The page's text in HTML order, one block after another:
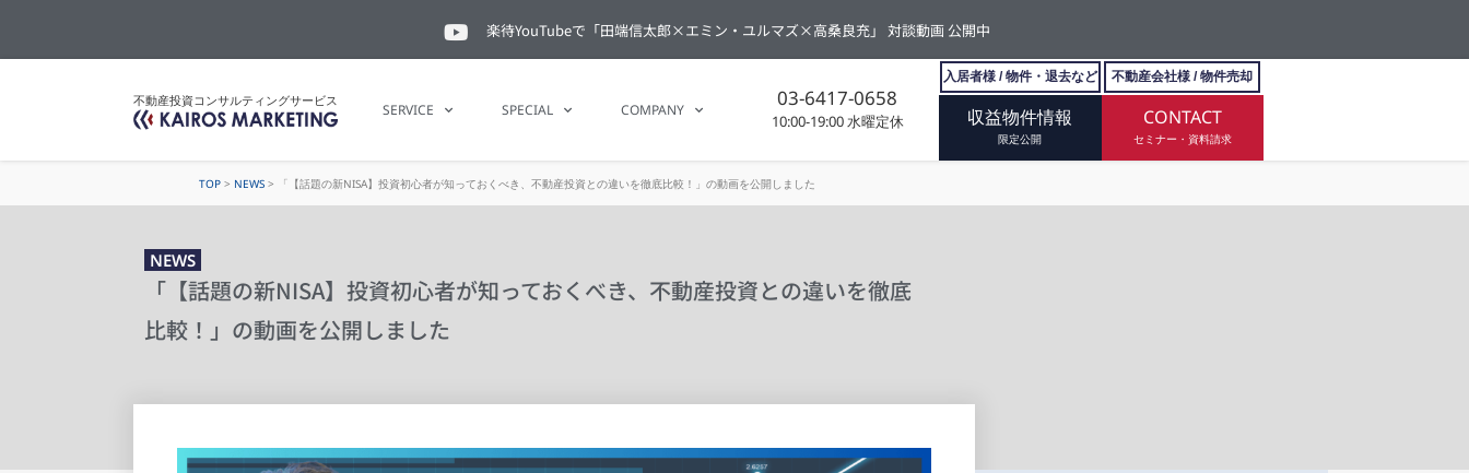
楽待YouTubeで「田端信太郎×エミン・ユルマズ×高桑良充」 対談動画 公開中
不動産投資コンサルティングサービス
SERVICE SPECIAL COMPANY 03-6417-0658
10:00-19:00 水曜定休
入居者様 / 物件・退去など 不動産会社様 / 物件売却
収益物件情報
限定公開
CONTACT
セミナー・資料請求
TOP > NEWS > 「【話題の新NISA】投資初心者が知っておくべき、不動産投資との違いを徹底比較！」の動画を公開しました
NEWS
「【話題の新NISA】投資初心者が知っておくべき、不動産投資との違いを徹底
比較！」の動画を公開しました